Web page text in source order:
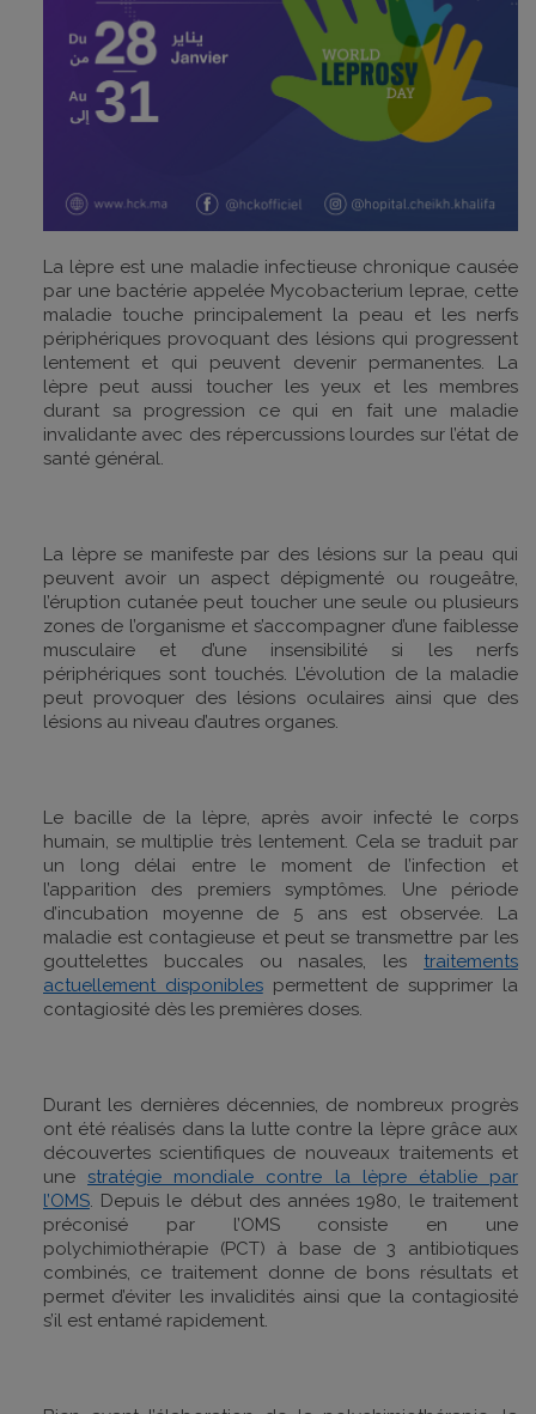
La lèpre est une maladie infectieuse chronique causée
par une bactérie appelée Mycobacterium leprae, cette
maladie touche principalement la peau et les nerfs
périphériques provoquant des lésions qui progressent
lentement et qui peuvent devenir permanentes. La
lèpre peut aussi toucher les yeux et les membres
durant sa progression ce qui en fait une maladie
invalidante avec des répercussions lourdes sur l’état de
santé général.
La lèpre se manifeste par des lésions sur la peau qui
peuvent avoir un aspect dépigmenté ou rougeâtre,
l’éruption cutanée peut toucher une seule ou plusieurs
zones de l’organisme et s’accompagner d’une faiblesse
musculaire et d’une insensibilité si les nerfs
périphériques sont touchés. L’évolution de la maladie
peut provoquer des lésions oculaires ainsi que des
lésions au niveau d’autres organes.
Le bacille de la lèpre, après avoir infecté le corps
humain, se multiplie très lentement. Cela se traduit par
un long délai entre le moment de l’infection et
l’apparition des premiers symptômes. Une période
d’incubation moyenne de 5 ans est observée. La
maladie est contagieuse et peut se transmettre par les
gouttelettes buccales ou nasales, les traitements
actuellement disponiblespermettent de supprimer la
contagiosité dès les premières doses.
Durant les dernières décennies, de nombreux progrès
ont été réalisés dans la lutte contre la lèpre grâce aux
découvertes scientifiques de nouveaux traitements et
unestratégie mondiale contre la lèpre établie par
l’OMS. Depuis le début des années 1980, le traitement
préconisé par l’OMS consiste en une
polychimiothérapie (PCT) à base de 3 antibiotiques
combinés, ce traitement donne de bons résultats et
permet d’éviter les invalidités ainsi que la contagiosité
s’il est entamé rapidement.